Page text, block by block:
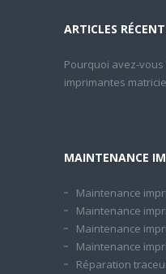
ARTICLES
Pourquoi avez-
imprimantes
MAINTENANCE
Maintenance
Maintenance
Maintenance
Maintenance
Réparation